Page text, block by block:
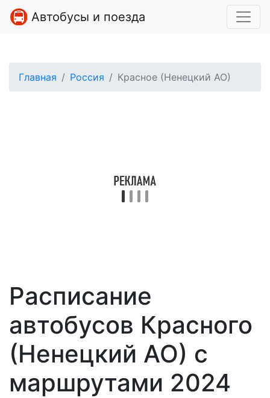
Автобусы и поезда
Главная Россия Красное (Ненецкий АО)
Расписание
автобусов Красного
(Ненецкий АО) с
маршрутами 2024